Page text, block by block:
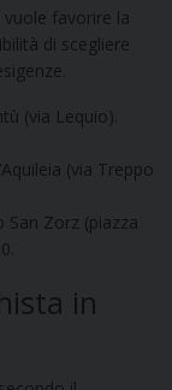
favorire la
di scegliere
(via Lequio).
(via Treppo
San Zorz (piazza
in